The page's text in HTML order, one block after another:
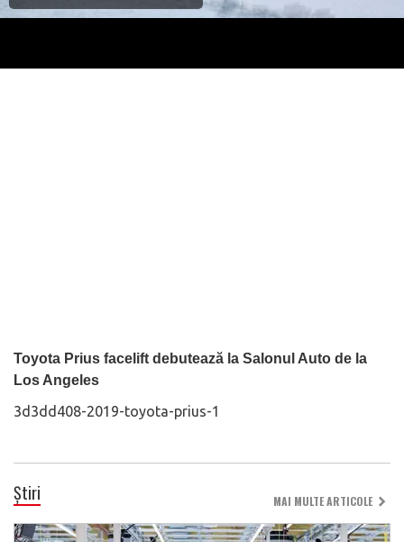
Toyota Prius facelift debutează la Salonul Auto de la
Los Angeles
3d3dd408-2019-toyota-prius-1
Știri MAI MULTE ARTICOLE